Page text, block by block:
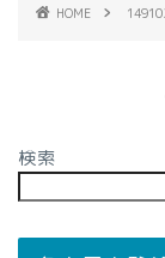
HOME
検索